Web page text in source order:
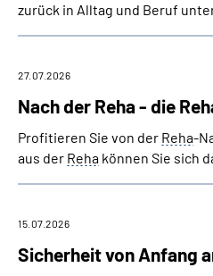
zurück in Alltag und Beruf
Nach der Reha - die
27.07.2026
Profitieren Sie von der Reha-
aus der Reha können Sie sich
Sicherheit von Anfang
15.07.2026